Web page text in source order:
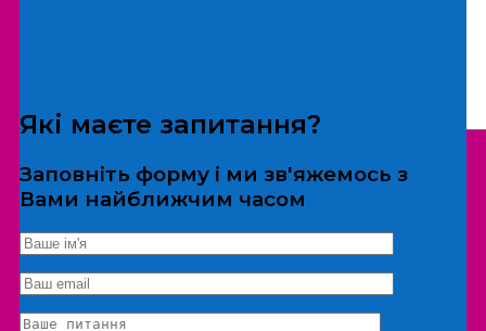
*Дані не передаються третім особам
Екскурсія/локація
Які маєте запитання?
Заповніть форму і ми зв'яжемось з
Вами найближчим часом